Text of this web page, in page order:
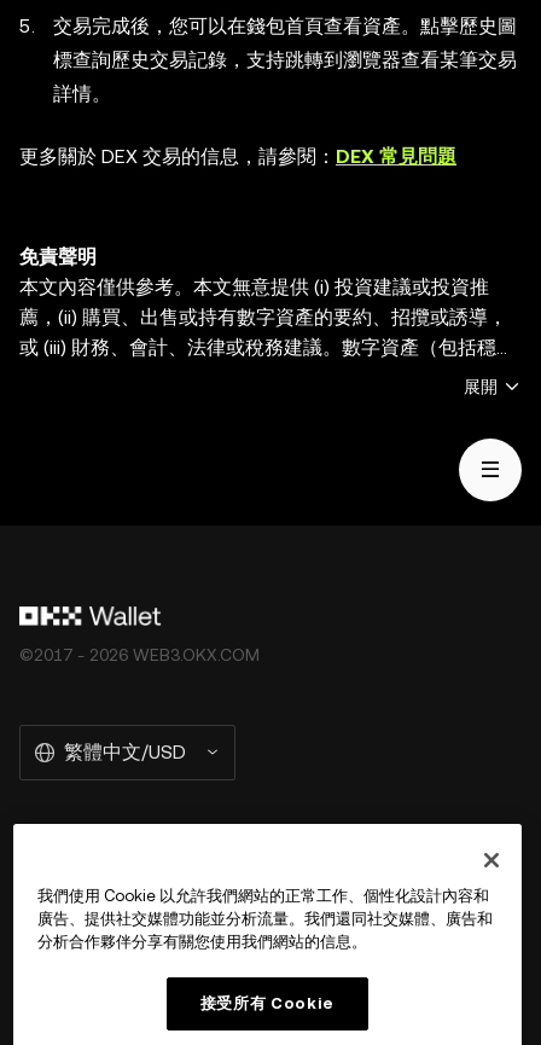
交易完成後，您可以在錢包首頁查看資產。點擊歷史圖
標查詢歷史交易記錄，支持跳轉到瀏覽器查看某筆交易
詳情。
更多關於 DEX 交易的信息，請參閱： DEX 常見問題
免責聲明
本文內容僅供參考。本文無意提供 (i) 投資建議或投資推
薦，(ii) 購買、出售或持有數字資產的要約、招攬或誘導，
或 (iii) 財務、會計、法律或稅務建議。數字資產（包括穩定
幣和 NFT）受市場波動影響， 涉及高風險，並且可能會貶
詢您的法律/稅務/投資專業人士。OKX Web3 錢包僅爲一種
自託管錢包軟件服務，讓您可以發現並與第三方平臺交互，
OKX Web3 錢包無法控制此類第三方平臺的服務，也不對
展開
©2017 - 2026 WEB3.OKX.COM
繁體中文/USD
產品
我們使用 Cookie 以允許我們網站的正常工作、個性化設計內容和
廣告、提供社交媒體功能並分析流量。我們還同社交媒體、廣告和
分析合作夥伴分享有關您使用我們網站的信息。
接受所有 Cookie